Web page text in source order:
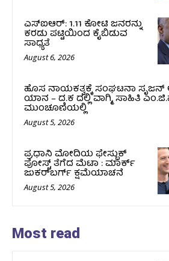
ಎಸ್‌ಐಆರ್‌: 1.11 ಕೋಟಿ ಜನರನ್ನು
ಕರಡು ಪಟ್ಟಿಯಿಂದ ಕೈಬಿಡುವ
ಸಾಧ್ಯತೆ
August 6, 2026
ಹೊಸ ನಾಯಕತ್ವಕ್ಕೆ ಸಂಘಟನಾ
ಯಾನ – ದ.ಕ ದಲ್ಲಿ ವಾಗ್ಮಿ, ಸಾಹಿತಿ
ಮುಂಚೂಣಿಯಲ್ಲಿ
August 5, 2026
ಪ್ರಧಾನಿ ಮೋದಿಯ ಫೇಸ್ಬುಕ್‌
ಪೋಸ್ಟ್‌ ತೆಗೆದ ಮೆಟಾ : ಮಾರ್ಕ್
ಜುಕರ್‌ಬರ್ಗ್ ಕ್ಷಮೆಯಾಚನೆ
August 5, 2026
Most read